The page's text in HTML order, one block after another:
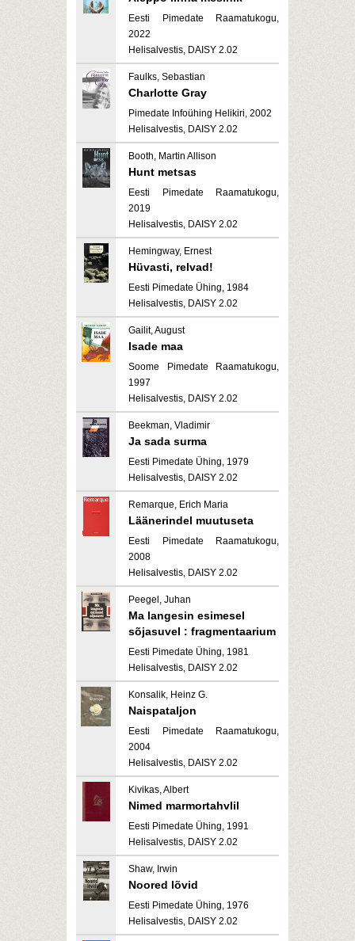
Eesti Pimedate Raamatukogu,
2022
Helisalvestis, DAISY 2.02
Faulks, Sebastian
Charlotte Gray
Pimedate Infoühing Helikiri, 2002
Helisalvestis, DAISY 2.02
Booth, Martin Allison
Hunt metsas
Eesti Pimedate Raamatukogu,
2019
Helisalvestis, DAISY 2.02
Hemingway, Ernest
Hüvasti, relvad!
Eesti Pimedate Ühing, 1984
Helisalvestis, DAISY 2.02
Gailit, August
Isade maa
Soome Pimedate Raamatukogu,
1997
Helisalvestis, DAISY 2.02
Beekman, Vladimir
Ja sada surma
Eesti Pimedate Ühing, 1979
Helisalvestis, DAISY 2.02
Remarque, Erich Maria
Läänerindel muutuseta
Eesti Pimedate Raamatukogu,
2008
Helisalvestis, DAISY 2.02
Peegel, Juhan
Ma langesin esimesel
sõjasuvel : fragmentaarium
Eesti Pimedate Ühing, 1981
Helisalvestis, DAISY 2.02
Konsalik, Heinz G.
Naispataljon
Eesti Pimedate Raamatukogu,
2004
Helisalvestis, DAISY 2.02
Kivikas, Albert
Nimed marmortahvlil
Eesti Pimedate Ühing, 1991
Helisalvestis, DAISY 2.02
Shaw, Irwin
Noored lõvid
Eesti Pimedate Ühing, 1976
Helisalvestis, DAISY 2.02